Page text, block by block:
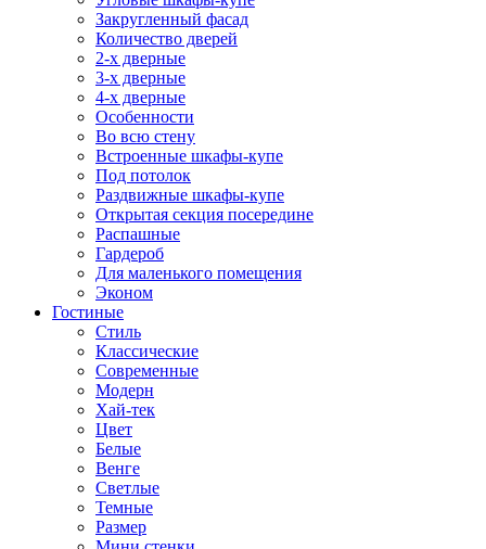
Закругленный фасад
Количество дверей
2-х дверные
3-х дверные
4-х дверные
Особенности
Во всю стену
Встроенные шкафы-купе
Под потолок
Раздвижные шкафы-купе
Открытая секция посередине
Распашные
Гардероб
Для маленького помещения
Эконом
Гостиные
Стиль
Классические
Современные
Модерн
Хай-тек
Цвет
Белые
Венге
Светлые
Темные
Размер